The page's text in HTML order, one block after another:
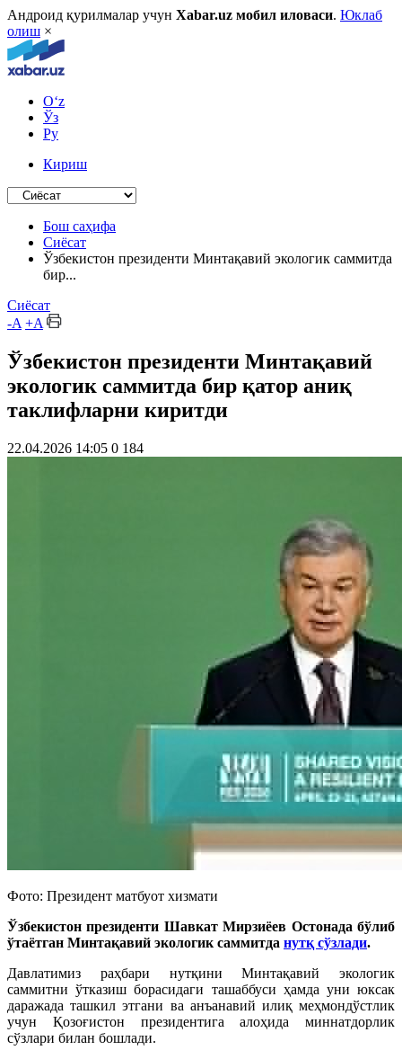
Андроид қурилмалар учун Xabar.uz мобил иловаси. Юклаб
олиш ×
O‘z
Ўз
Ру
Кириш
Бош саҳифа
Сиёсат
Ўзбекистон президенти Минтақавий экологик саммитда
бир...
Сиёсат
-A +A
Ўзбекистон президенти Минтақавий
экологик саммитда бир қатор аниқ
таклифларни киритди
22.04.2026 14:05 0 184
Фото: Президент матбуот хизмати
Ўзбекистон президенти Шавкат Мирзиёев Остонада бўлиб
ўтаётган Минтақавий экологик саммитда нутқ сўзлади.
Давлатимиз раҳбари нутқини Минтақавий экологик
саммитни ўтказиш борасидаги ташаббуси ҳамда уни юксак
даражада ташкил этгани ва анъанавий илиқ меҳмондўстлик
учун Қозоғистон президентига алоҳида миннатдорлик
сўзлари билан бошлади.